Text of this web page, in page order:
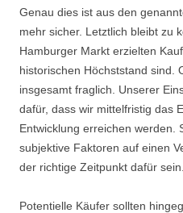
Genau dies ist aus den
mehr sicher. Letztlich bleibt zu
Hamburger Markt erzielten
historischen Höchststand sind.
insgesamt fraglich. Unserer
dafür, dass wir mittelfristig das
Entwicklung erreichen werden.
subjektive Faktoren auf einen
der richtige Zeitpunkt dafür sein.
Potentielle Käufer sollten